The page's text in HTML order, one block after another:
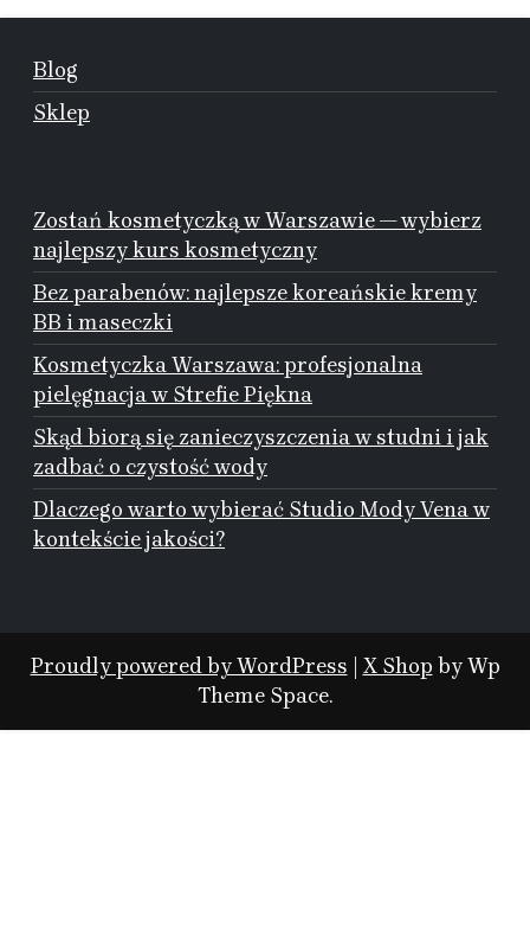
Blog
Sklep
Zostań kosmetyczką w Warszawie — wybierz
najlepszy kurs kosmetyczny
Bez parabenów: najlepsze koreańskie kremy
BB i maseczki
Kosmetyczka Warszawa: profesjonalna
pielęgnacja w Strefie Piękna
Skąd biorą się zanieczyszczenia w studni i jak
zadbać o czystość wody
Dlaczego warto wybierać Studio Mody Vena w
kontekście jakości?
Proudly powered by WordPress | X Shop by Wp
Theme Space.